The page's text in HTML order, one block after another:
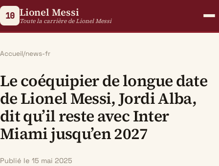
10 Lionel Messi
Toute la carrière de Lionel Messi
Accueil/news-fr
Le coéquipier de longue date
de Lionel Messi, Jordi Alba,
dit qu’il reste avec Inter
Miami jusqu’en 2027
Publié le 15 mai 2025